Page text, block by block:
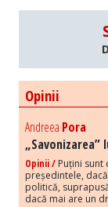
Opinii
Andreea Pora
„Savonizarea”
Opinii / Puțini sunt
președintele,
politică,
dacă mai are un